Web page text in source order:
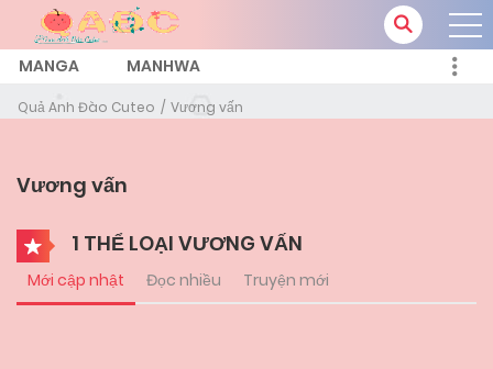
MANGA MANHWA
Quả Anh Đào Cuteo Vương vấn
Vương vấn
1 THỂ LOẠI VƯƠNG VẤN
Mới cập nhật Đọc nhiều Truyện mới